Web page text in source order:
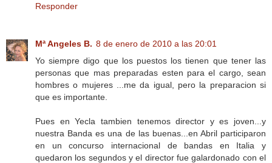
Responder
Mª Angeles B. 8 de enero de 2010 a las 20:01
Yo siempre digo que los puestos los tienen que tener las
personas que mas preparadas esten para el cargo, sean
hombres o mujeres ...me da igual, pero la preparacion si
que es importante.
Pues en Yecla tambien tenemos director y es joven...y
nuestra Banda es una de las buenas...en Abril participaron
en un concurso internacional de bandas en Italia y
quedaron los segundos y el director fue galardonado con el